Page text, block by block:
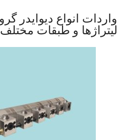
لیتراژها و طبقات مختلف